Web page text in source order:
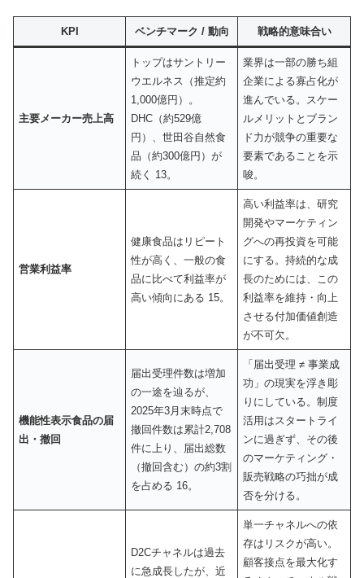
KPI ベンチマーク / 動向 戦略的意味合い
主要メーカー売上高
トップはサントリー
ウエルネス（推定約
1,000億円）。
DHC（約529億
円）、世田谷自然食
品（約300億円）が
続く 13。
業界は一部の勝ち組
企業による寡占化が
進んでいる。スケー
ルメリットとブラン
ド力が競争の重要な
要素であることを示
唆。
営業利益率
健康食品はリピート
性が高く、一般の食
品に比べて利益率が
高い傾向にある 15。
高い利益率は、研究
開発やマーケティン
グへの再投資を可能
にする。持続的な成
長のためには、この
利益率を維持・向上
させる付加価値創造
が不可欠。
機能性表示食品の届
出・撤回
届出受理件数は増加
の一途を辿るが、
2025年3月末時点で
撤回件数は累計2,708
件に上り、届出総数
（撤回含む）の約3割
を占める 16。
「届出受理 ≠ 事業成
功」の現実を浮き彫
りにしている。制度
活用はスタートライ
ンに過ぎず、その後
のマーケティング・
販売戦略の巧拙が成
否を分ける。
D2Cチャネルは過去
に急成長したが、近
単一チャネルへの依
存はリスクが高い。
顧客接点を最大化す